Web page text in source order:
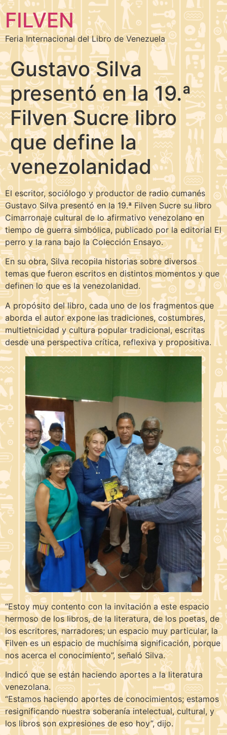
FILVEN
Feria Internacional del Libro de Venezuela
Gustavo Silva
presentó en la 19.ª
Filven Sucre libro
que define la
venezolanidad
El escritor, sociólogo y productor de radio cumanés
Gustavo Silva presentó en la 19.ª Filven Sucre su libro
Cimarronaje cultural de lo afirmativo venezolano en
tiempo de guerra simbólica, publicado por la editorial El
perro y la rana bajo la Colección Ensayo.
En su obra, Silva recopila historias sobre diversos
temas que fueron escritos en distintos momentos y que
definen lo que es la venezolanidad.
A propósito del libro, cada uno de los fragmentos que
aborda el autor expone las tradiciones, costumbres,
multietnicidad y cultura popular tradicional, escritas
desde una perspectiva crítica, reflexiva y propositiva.
“Estoy muy contento con la invitación a este espacio
hermoso de los libros, de la literatura, de los poetas, de
los escritores, narradores; un espacio muy particular, la
Filven es un espacio de muchísima significación, porque
nos acerca el conocimiento”, señaló Silva.
Indicó que se están haciendo aportes a la literatura
venezolana.
“Estamos haciendo aportes de conocimientos; estamos
resignificando nuestra soberanía intelectual, cultural, y
los libros son expresiones de eso hoy”, dijo.